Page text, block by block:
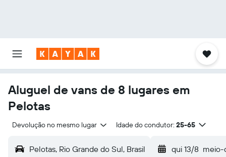
Aluguel de vans de 8 lugares em
Pelotas
Devolução no mesmo lugar Idade do condutor: 25-65
Pelotas, Rio Grande do Sul, Brasil qui 13/8 meio-